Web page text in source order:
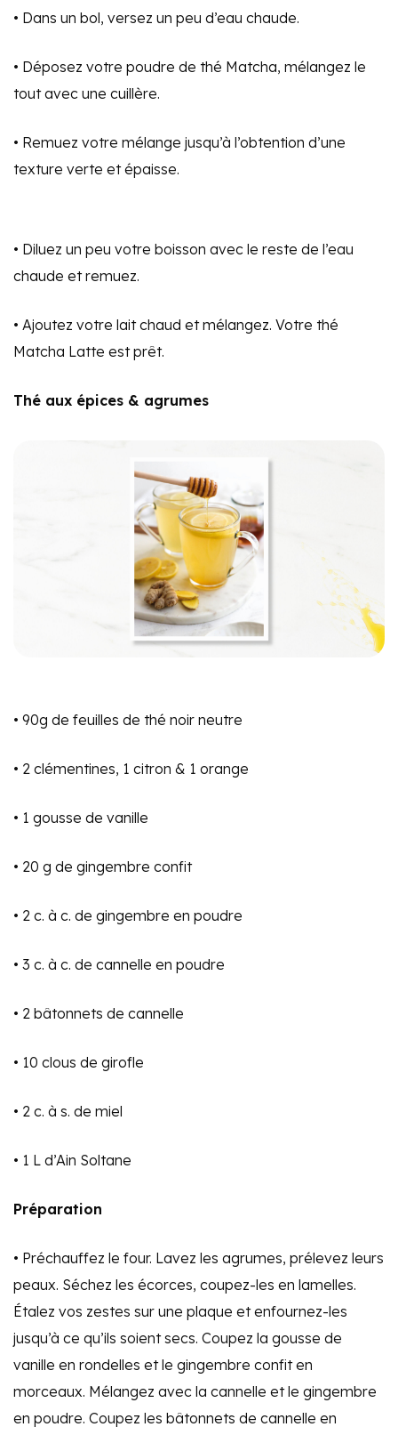
• Dans un bol, versez un peu d’eau chaude.
• Déposez votre poudre de thé Matcha, mélangez le
tout avec une cuillère.
• Remuez votre mélange jusqu’à l’obtention d’une
texture verte et épaisse.
• Diluez un peu votre boisson avec le reste de l’eau
chaude et remuez.
• Ajoutez votre lait chaud et mélangez. Votre thé
Matcha Latte est prêt.
Thé aux épices & agrumes
• 90g de feuilles de thé noir neutre
• 2 clémentines, 1 citron & 1 orange
• 1 gousse de vanille
• 20 g de gingembre confit
• 2 c. à c. de gingembre en poudre
• 3 c. à c. de cannelle en poudre
• 2 bâtonnets de cannelle
• 10 clous de girofle
• 2 c. à s. de miel
• 1 L d’Ain Soltane
Préparation
• Préchauffez le four. Lavez les agrumes, prélevez leurs
peaux. Séchez les écorces, coupez-les en lamelles.
Étalez vos zestes sur une plaque et enfournez-les
jusqu’à ce qu’ils soient secs. Coupez la gousse de
vanille en rondelles et le gingembre confit en
morceaux. Mélangez avec la cannelle et le gingembre
en poudre. Coupez les bâtonnets de cannelle en